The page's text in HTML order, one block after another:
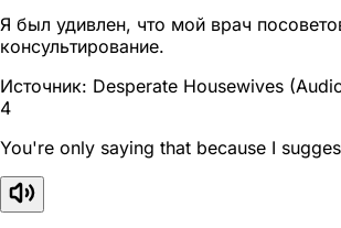
Я был удивлен, что мой врач
консультирование.
Источник: Desperate Housewives
4
You're only saying that because I